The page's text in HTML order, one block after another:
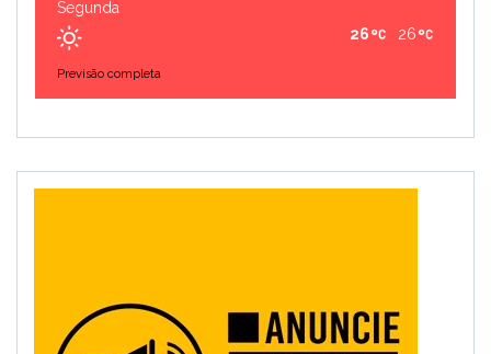
Segunda
26
26
Previsão completa